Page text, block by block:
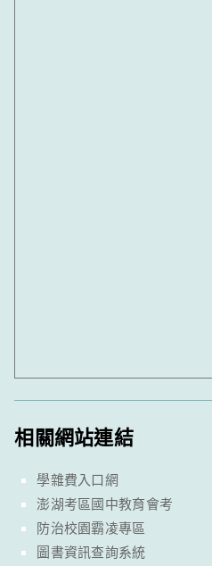
相關網站連結
學雜費入口網
澎湖考區國中教育會考
防治校園霸凌專區
圖書資訊查詢系統